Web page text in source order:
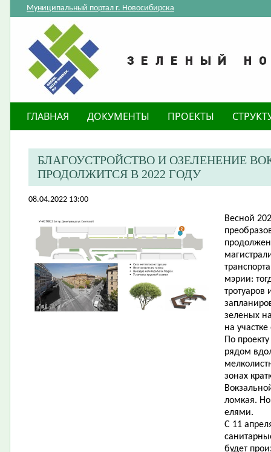
Муниципальный портал г. Новосибирска
ГЛАВНАЯ ДОКУМЕНТЫ ПРОЕКТЫ
БЛАГОУСТРОЙСТВО И ОЗЕЛЕНЕНИЕ
ПРОДОЛЖИТСЯ В 2022 ГОДУ
08.04.2022 13:00
​Весной
мэрии:
тротуаров
зеленых
на
По
рядом
зонах
ломкая.
елями.
С 11
будет